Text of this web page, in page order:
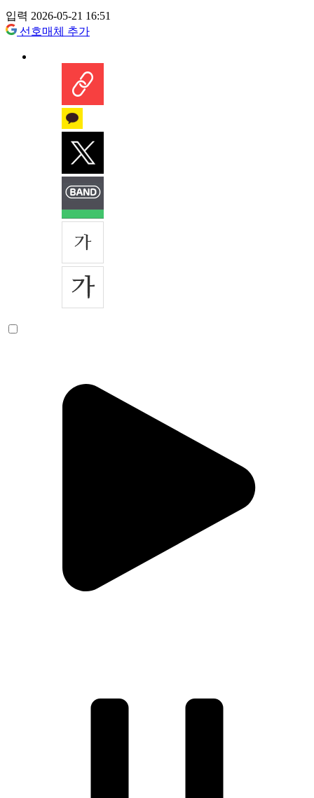
입력 2026-05-21 16:51
선호매체 추가